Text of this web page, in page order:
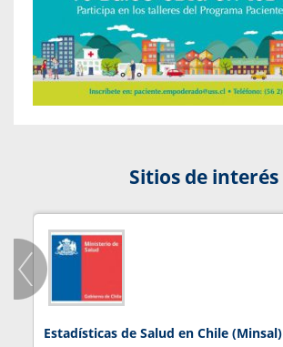
Sitios de interés
Estadísticas de Salud en Chile (Minsal)